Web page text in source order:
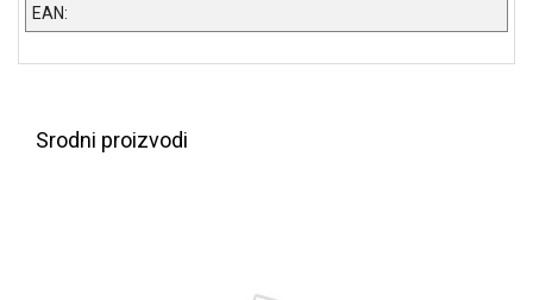
EAN:
Srodni proizvodi